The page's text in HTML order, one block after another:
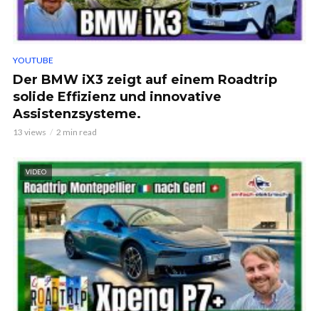
YOUTUBE
Der BMW iX3 zeigt auf einem Roadtrip
solide Effizienz und innovative
Assistenzsysteme.
13 views 2 min read
VIDEO